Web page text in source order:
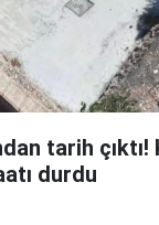
tarih
durdu